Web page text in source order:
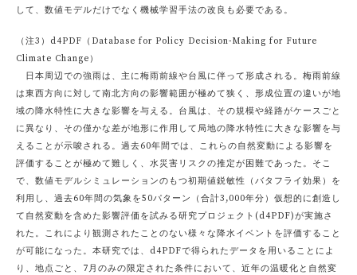
して、数値モデルだけでなく機械学習手法の改良も必要である。
（注3）d4PDF（Database for Policy Decision-Making for Future
Climate Change）
日本周辺での強雨は、主に梅雨前線や台風に伴って形成される。梅雨前線
は東西方向に対して南北方向の影響範囲が極めて狭く、形成位置の違いが地
域の降水特性に大きな影響を与える。台風は、その規模や経路がケースごと
に異なり、その僅かな差が地形に作用して局地の降水特性に大きな影響を与
えることが示唆される。過去60年間では、これらの自然変動による影響を
評価することが極めて難しく、水災害リスクの推定が困難であった。そこ
で、数値モデルシミュレーションのもつ初期値鋭敏性（バタフライ効果）を
利用し、過去60年間の気象を50パターン（合計3,000年分）仮想的に創造し
て自然変動を含めた影響評価を試みる研究プロジェクト(d4PDF)が実施さ
れた。これにより観測されたことのない様々な降水イベントを評価すること
が可能になった。本研究では、d4PDFで得られたデータを用いることによ
り、地点ごと、7月のみの限定された条件において、近年の温暖化と自然変